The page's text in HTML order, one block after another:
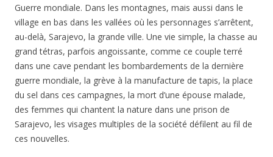
Guerre mondiale. Dans les montagnes, mais aussi dans le
village en bas dans les vallées où les personnages s’arrêtent,
au-delà, Sarajevo, la grande ville. Une vie simple, la chasse au
grand tétras, parfois angoissante, comme ce couple terré
dans une cave pendant les bombardements de la dernière
guerre mondiale, la grève à la manufacture de tapis, la place
du sel dans ces campagnes, la mort d’une épouse malade,
des femmes qui chantent la nature dans une prison de
Sarajevo, les visages multiples de la société défilent au fil de
ces nouvelles.